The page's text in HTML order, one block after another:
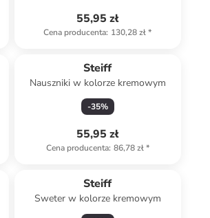
55,95 zł
Cena producenta: 130,28 zł*
Steiff
Nauszniki w kolorze kremowym
-35%
55,95 zł
Cena producenta: 86,78 zł*
Steiff
Sweter w kolorze kremowym